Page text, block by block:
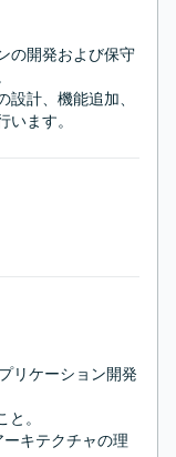
の開発および保守
計、機能追加、
ます。
リケーション開発
。
キテクチャの理